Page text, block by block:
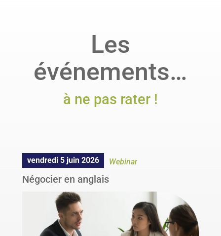
EN SAVOIR PLUS
Les
événements…
à ne pas rater !
vendredi 5 juin 2026 Webinar
Négocier en anglais